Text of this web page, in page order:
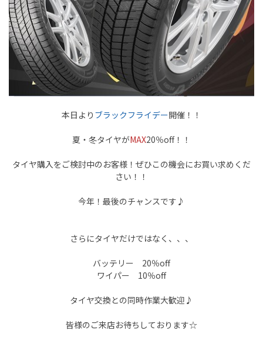
本日より ブラックフライデー開催！！
夏・冬タイヤがMAX20％off！！
タイヤ購入をご検討中のお客様！ぜひこの機会にお買い求めくだ
さい！！
今年！最後のチャンスです♪
さらにタイヤだけではなく、、、
バッテリー 20％off
ワイパー 10％off
タイヤ交換との同時作業大歓迎♪
皆様のご来店お待ちしております☆